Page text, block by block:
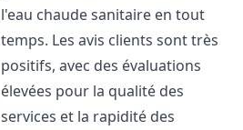
l'eau chaude sanitaire en tout
temps. Les avis clients sont très
positifs, avec des évaluations
élevées pour la qualité des
services et la rapidité des